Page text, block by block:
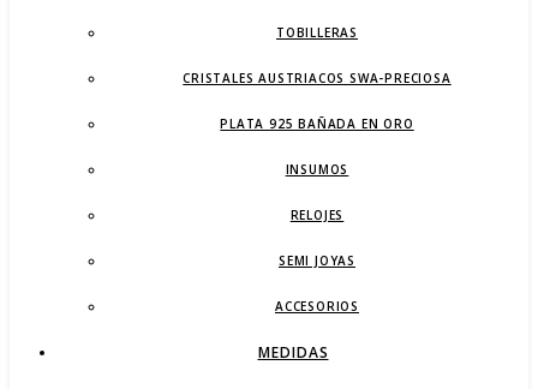
TOBILLERAS
CRISTALES AUSTRIACOS SWA-PRECIOSA
PLATA 925 BAÑADA EN ORO
INSUMOS
RELOJES
SEMI JOYAS
ACCESORIOS
MEDIDAS